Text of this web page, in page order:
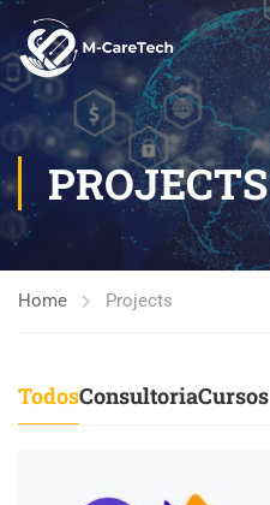
PROJECTS
Home Projects
TodosConsultoriaCursos